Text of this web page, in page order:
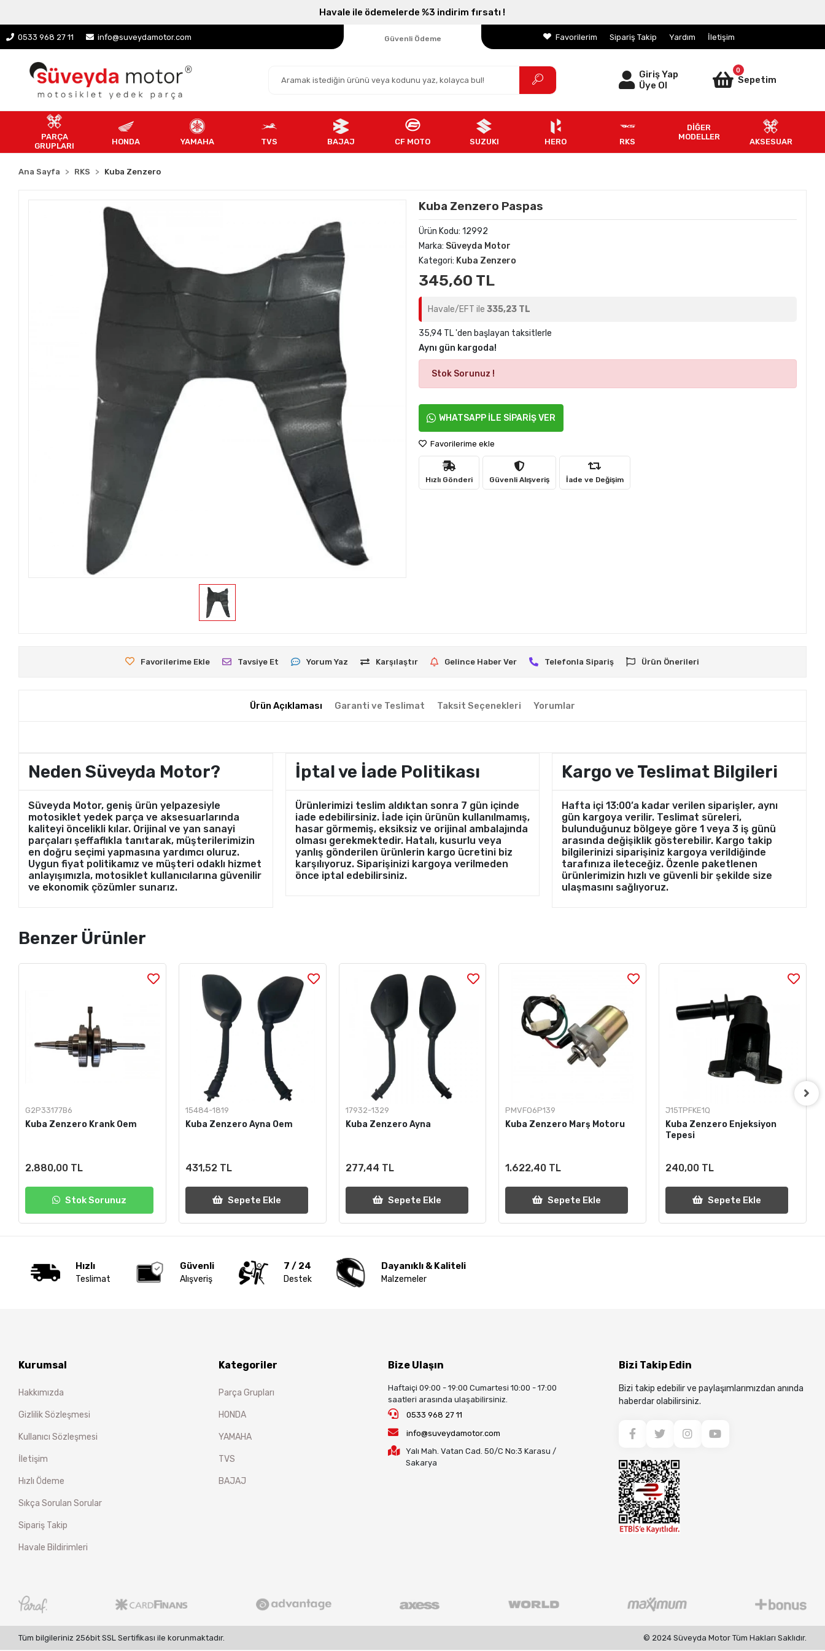
Havale ile ödemelerde %3 indirim fırsatı !
0533 968 27 11 info@suveydamotor.com
Parçanızın Online Adresi
Güvenli Ödeme
Favorilerim Sipariş Takip Yardım İletişim
Giriş Yap
Üye Ol
0
Sepetim
PARÇA
GRUPLARI
HONDA YAMAHA TVS BAJAJ CF MOTO SUZUKI HERO RKS
DİĞER
MODELLER
AKSESUAR
Ana Sayfa RKS Kuba Zenzero
Kuba Zenzero Paspas
Ürün Kodu: 12992
Marka: Süveyda Motor
Kategori: Kuba Zenzero
345,60 TL
Havale/EFT ile 335,23 TL
35,94 TL 'den başlayan taksitlerle
Aynı gün kargoda!
Stok Sorunuz !
WHATSAPP İLE SİPARİŞ VER
Favorilerime ekle
Hızlı Gönderi Güvenli Alışveriş İade ve Değişim
Favorilerime Ekle Tavsiye Et Yorum Yaz Karşılaştır Gelince Haber Ver Telefonla Sipariş Ürün Önerileri
Ürün Açıklaması Garanti ve Teslimat Taksit Seçenekleri Yorumlar
Neden Süveyda Motor?
Süveyda Motor, geniş ürün yelpazesiyle
motosiklet yedek parça ve aksesuarlarında
kaliteyi öncelikli kılar. Orijinal ve yan sanayi
parçaları şeffaflıkla tanıtarak, müşterilerimizin
en doğru seçimi yapmasına yardımcı oluruz.
Uygun fiyat politikamız ve müşteri odaklı hizmet
anlayışımızla, motosiklet kullanıcılarına güvenilir
ve ekonomik çözümler sunarız.
İptal ve İade Politikası
Ürünlerimizi teslim aldıktan sonra 7 gün içinde
iade edebilirsiniz. İade için ürünün kullanılmamış,
hasar görmemiş, eksiksiz ve orijinal ambalajında
olması gerekmektedir. Hatalı, kusurlu veya
yanlış gönderilen ürünlerin kargo ücretini biz
karşılıyoruz. Siparişinizi kargoya verilmeden
önce iptal edebilirsiniz.
Kargo ve Teslimat Bilgileri
Hafta içi 13:00’a kadar verilen siparişler, aynı
gün kargoya verilir. Teslimat süreleri,
bulunduğunuz bölgeye göre 1 veya 3 iş günü
arasında değişiklik gösterebilir. Kargo takip
bilgilerinizi siparişiniz kargoya verildiğinde
tarafınıza ileteceğiz. Özenle paketlenen
ürünlerimizin hızlı ve güvenli bir şekilde size
ulaşmasını sağlıyoruz.
Benzer Ürünler
Stok Sorunuz
G2P33177B6
Kuba Zenzero Krank Oem
2.880,00 TL
Stok Sorunuz
15484-1819
Kuba Zenzero Ayna Oem
431,52 TL
Sepete Ekle
17932-1329
Kuba Zenzero Ayna
277,44 TL
Sepete Ekle
PMVFO6P139
Kuba Zenzero Marş Motoru
1.622,40 TL
Sepete Ekle
J15TPFKE1Q
Kuba Zenzero Enjeksiyon
Tepesi
240,00 TL
Sepete Ekle
Hızlı
Teslimat
Güvenli
Alışveriş
7 / 24
Destek
Dayanıklı & Kaliteli
Malzemeler
Kurumsal
Hakkımızda
Gizlilik Sözleşmesi
Kullanıcı Sözleşmesi
İletişim
Hızlı Ödeme
Sıkça Sorulan Sorular
Sipariş Takip
Havale Bildirimleri
Kategoriler
Parça Grupları
HONDA
YAMAHA
TVS
BAJAJ
Bize Ulaşın
Haftaiçi 09:00 - 19:00 Cumartesi 10:00 - 17:00
saatleri arasında ulaşabilirsiniz.
0533 968 27 11
info@suveydamotor.com
Yalı Mah. Vatan Cad. 50/C No:3 Karasu /
Sakarya
Bizi Takip Edin
Bizi takip edebilir ve paylaşımlarımızdan anında
haberdar olabilirsiniz.
Tüm bilgileriniz 256bit SSL Sertifikası ile korunmaktadır. © 2024 Süveyda Motor Tüm Hakları Saklıdır.